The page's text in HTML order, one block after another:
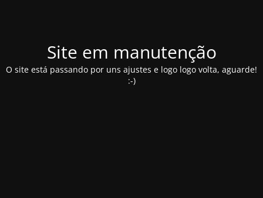
Site em manutenção
O site está passando por uns ajustes e logo logo volta, aguarde!
:-)